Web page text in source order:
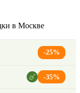
в Москве
-25%
-35%